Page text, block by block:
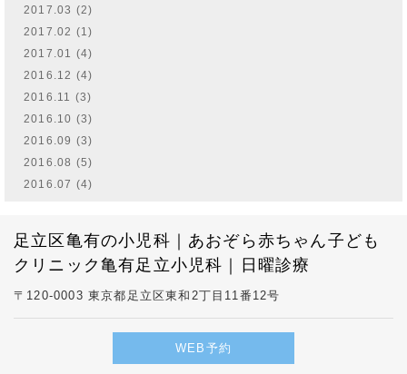
2017.03 (2)
2017.02 (1)
2017.01 (4)
2016.12 (4)
2016.11 (3)
2016.10 (3)
2016.09 (3)
2016.08 (5)
2016.07 (4)
足立区亀有の小児科｜あおぞら赤ちゃん子ども
クリニック亀有足立小児科｜日曜診療
〒120-0003 東京都足立区東和2丁目11番12号
WEB予約